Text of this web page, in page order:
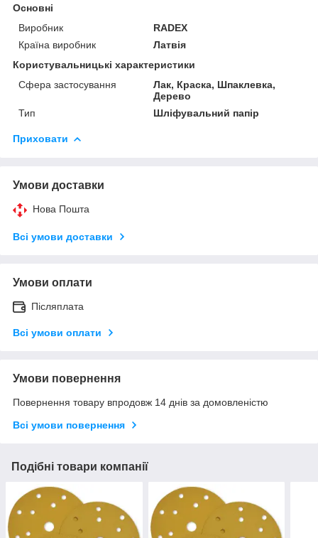
Основні
Виробник
RADEX
Країна виробник
Латвія
Користувальницькі характеристики
Сфера застосування
Лак, Краска, Шпаклевка,
Дерево
Тип
Шліфувальний папір
Приховати
Умови доставки
Нова Пошта
Всі умови доставки
Умови оплати
Післяплата
Всі умови оплати
Умови повернення
Повернення товару впродовж 14 днів за домовленістю
Всі умови повернення
Подібні товари компанії